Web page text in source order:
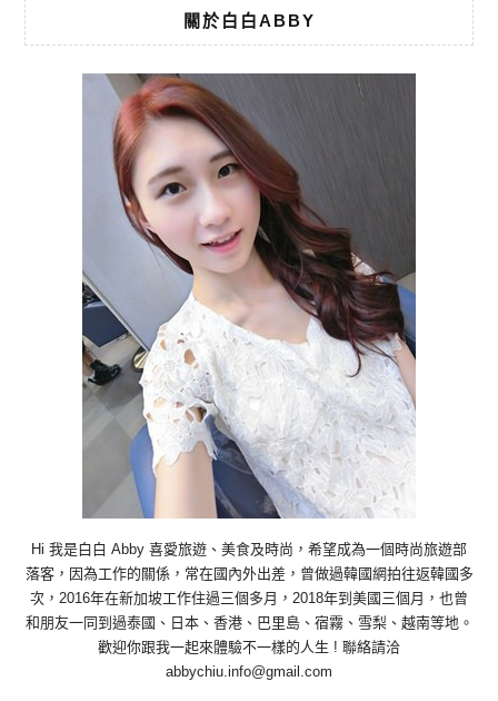
關於白白ABBY
Hi 我是白白 Abby 喜愛旅遊、美食及時尚，希望成為一個時尚旅遊部
落客，因為工作的關係，常在國內外出差，曾做過韓國網拍往返韓國多
次，2016年在新加坡工作住過三個多月，2018年到美國三個月，也曾
和朋友一同到過泰國、日本、香港、巴里島、宿霧、雪梨、越南等地。
歡迎你跟我一起來體驗不一樣的人生 ! 聯絡請洽
abbychiu.info@gmail.com